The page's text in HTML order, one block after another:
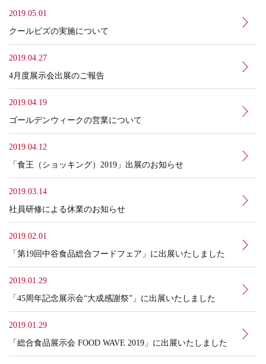
2019.05.01
クールビズの実施について
2019.04.27
4月度展示会出展のご報告
2019.04.19
ゴールデンウィークの営業について
2019.04.12
「食王（ショッキング）2019」出展のお知らせ
2019.03.14
社員研修による休業のお知らせ
2019.02.01
「第19回中谷食品総合フードフェア」に出展いたしました
2019.01.29
「45周年記念展示会“大成感謝祭”」に出展いたしました
2019.01.29
「総合食品展示会 FOOD WAVE 2019」に出展いたしました